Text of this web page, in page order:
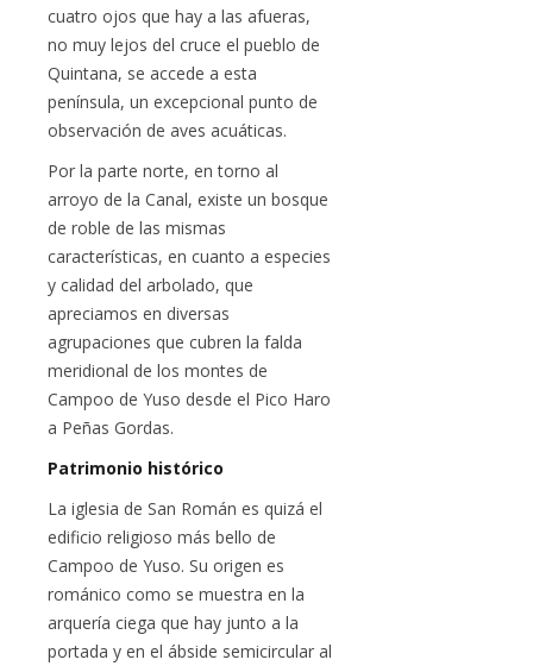
cuatro ojos que hay a las afueras,
no muy lejos del cruce el pueblo de
Quintana, se accede a esta
península, un excepcional punto de
observación de aves acuáticas.
Por la parte norte, en torno al
arroyo de la Canal, existe un bosque
de roble de las mismas
características, en cuanto a especies
y calidad del arbolado, que
apreciamos en diversas
agrupaciones que cubren la falda
meridional de los montes de
Campoo de Yuso desde el Pico Haro
a Peñas Gordas.
Patrimonio histórico
La iglesia de San Román es quizá el
edificio religioso más bello de
Campoo de Yuso. Su origen es
románico como se muestra en la
arquería ciega que hay junto a la
portada y en el ábside semicircular al